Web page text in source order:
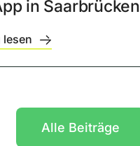
in Saarbrücken
lesen
Alle Beiträge